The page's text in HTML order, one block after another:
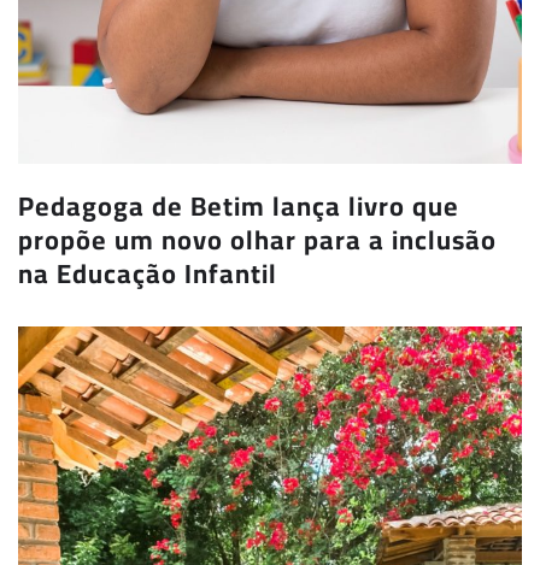
Pedagoga de Betim lança livro que
propõe um novo olhar para a inclusão
na Educação Infantil